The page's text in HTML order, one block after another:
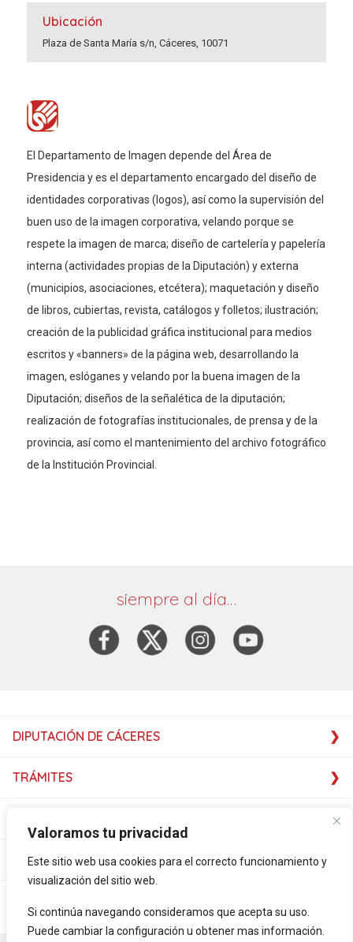
Valoramos tu privacidad
Este sitio web usa cookies para el correcto funcionamiento y
visualización del sitio web.
Si continúa navegando consideramos que acepta su uso.
Puede cambiar la configuración u obtener mas información.
Ubicación
Plaza de Santa María s/n, Cáceres, 10071
El Departamento de Imagen depende del Área de
Presidencia y es el departamento encargado del diseño de
identidades corporativas (logos), así como la supervisión del
buen uso de la imagen corporativa, velando porque se
respete la imagen de marca; diseño de cartelería y papelería
interna (actividades propias de la Diputación) y externa
(municipios, asociaciones, etcétera); maquetación y diseño
de libros, cubiertas, revista, catálogos y folletos; ilustración;
creación de la publicidad gráfica institucional para medios
escritos y «banners» de la página web, desarrollando la
imagen, eslóganes y velando por la buena imagen de la
Diputación; diseños de la señalética de la diputación;
realización de fotografías institucionales, de prensa y de la
provincia, así como el mantenimiento del archivo fotográfico
de la Institución Provincial.
siempre al día…
DIPUTACIÓN DE CÁCERES
TRÁMITES
SERVICIOS